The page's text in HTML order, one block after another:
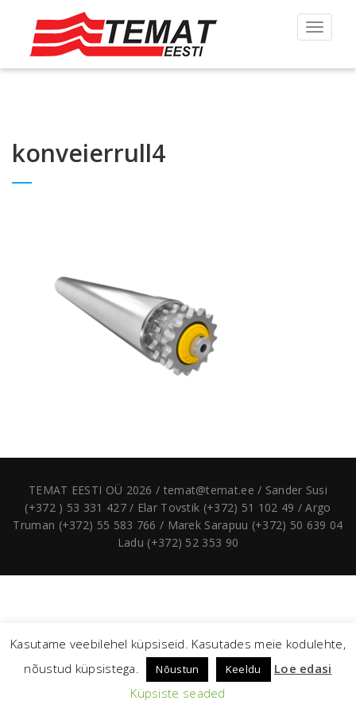
Toggle
konveierrull4
TEMAT EESTI OÜ 2026 / temat@temat.ee / Sander Susi
(+372 ) 53 331 427 / Elar Tovstik (+372) 51 102 49 / Argo
Truman (+372) 55 583 766 / Marek Sarapuu (+372) 50 639 04
Ladu (+372) 52 353 90
Kasutame veebilehel küpsiseid. Kasutades meie kodulehte,
nõustud küpsistega.
Nõustun Keeldu
Loe edasi
Küpsiste seaded